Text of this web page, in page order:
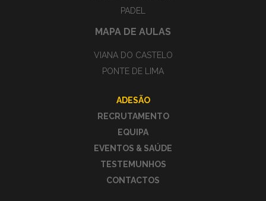
PADEL
MAPA DE AULAS
VIANA DO CASTELO
PONTE DE LIMA
ADESÃO
RECRUTAMENTO
EQUIPA
EVENTOS & SAÚDE
TESTEMUNHOS
CONTACTOS